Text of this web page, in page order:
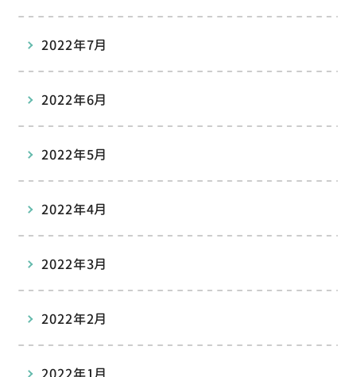
2022年7月
2022年6月
2022年5月
2022年4月
2022年3月
2022年2月